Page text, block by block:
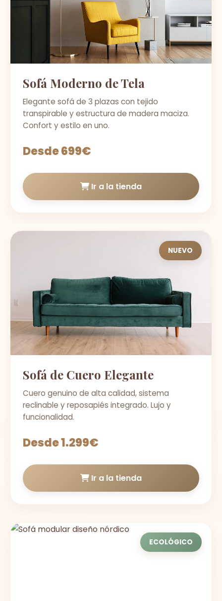
Sofá Moderno de Tela
Elegante sofá de 3 plazas con tejido
transpirable y estructura de madera maciza.
Confort y estilo en uno.
Desde 699€
Ir a la tienda
NUEVO
Sofá de Cuero Elegante
Cuero genuino de alta calidad, sistema
reclinable y reposapiés integrado. Lujo y
funcionalidad.
Desde 1.299€
Ir a la tienda
ECOLÓGICO